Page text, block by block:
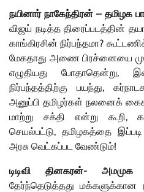
நயினார் நாகேந்திரன் – தமிழக
விஜய் நடித்த திரைப்படத்தின்
காங்கிரசின் நிர்பந்தமா?
மேகதாது அணை பிரச்னையை
எழுதியது போதாதென்று,
நிர்பந்தத்திற்கு பயந்து,
அனுப்பி தமிழர்கள் நலனைக்
மாற்று சக்தி என்று கூறி,
செயல்பட்டு, தமிழகத்தை
அரசு வெட்கப்பட வேண்டும்!
டிடிவி தினகரன்- அமமுக
தேர்ந்தெடுத்தது